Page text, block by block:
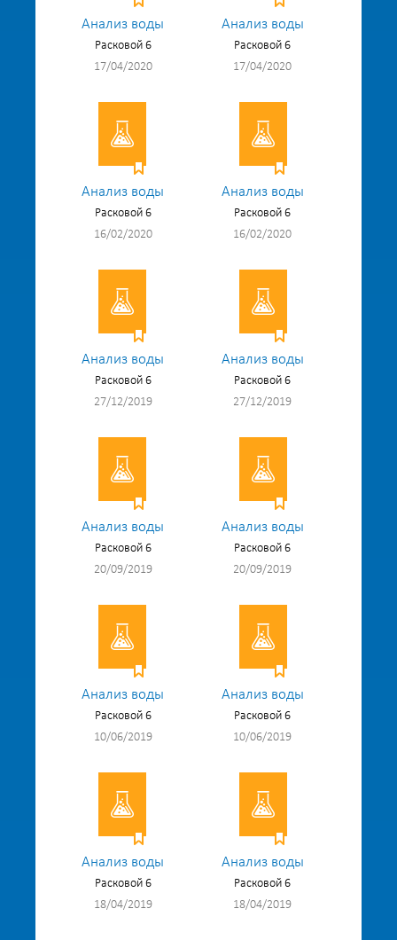
Анализ воды
Расковой 6
17/04/2020
Анализ воды
Расковой 6
17/04/2020
Анализ воды
Расковой 6
16/02/2020
Анализ воды
Расковой 6
16/02/2020
Анализ воды
Расковой 6
27/12/2019
Анализ воды
Расковой 6
27/12/2019
Анализ воды
Расковой 6
20/09/2019
Анализ воды
Расковой 6
20/09/2019
Анализ воды
Расковой 6
10/06/2019
Анализ воды
Расковой 6
10/06/2019
Анализ воды
Расковой 6
18/04/2019
Анализ воды
Расковой 6
18/04/2019